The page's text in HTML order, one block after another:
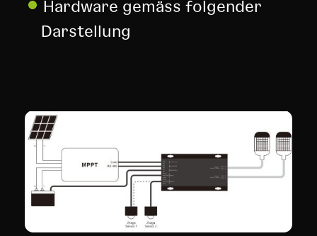
Hardware gemäss folgender
Darstellung